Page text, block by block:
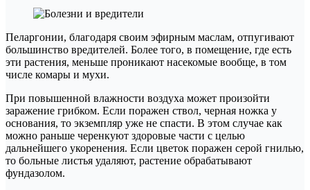
Пеларгонии, благодаря своим эфирным маслам, отпугивают
большинство вредителей. Более того, в помещение, где есть
эти растения, меньше проникают насекомые вообще, в том
числе комары и мухи.
При повышенной влажности воздуха может произойти
заражение грибком. Если поражен ствол, черная ножка у
основания, то экземпляр уже не спасти. В этом случае как
можно раньше черенкуют здоровые части с целью
дальнейшего укоренения. Если цветок поражен серой гнилью,
то больные листья удаляют, растение обрабатывают
фундазолом.